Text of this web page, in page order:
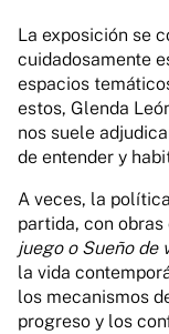
La exposición se
cuidadosamente
espacios
estos, Glenda
nos suele
de entender y
A veces, la
partida, con obras
juego o Sueño de
la vida
los mecanismos
progreso y los